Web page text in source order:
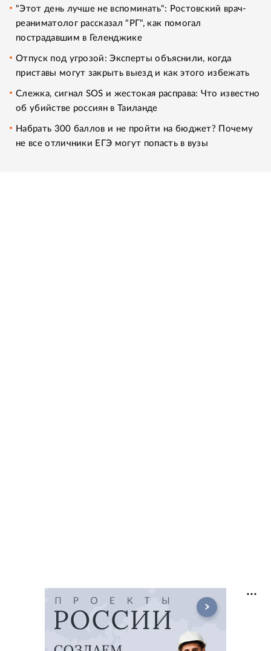
"Этот день лучше не вспоминать": Ростовский врач-
реаниматолог рассказал "РГ", как помогал
пострадавшим в Геленджике
Отпуск под угрозой: Эксперты объяснили, когда
приставы могут закрыть выезд и как этого избежать
Слежка, сигнал SOS и жестокая расправа: Что известно
об убийстве россиян в Таиланде
Набрать 300 баллов и не пройти на бюджет? Почему
не все отличники ЕГЭ могут попасть в вузы